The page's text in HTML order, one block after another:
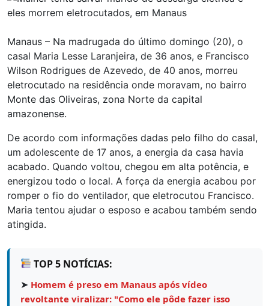
Manaus – Na madrugada do último domingo (20), o
casal Maria Lesse Laranjeira, de 36 anos, e Francisco
Wilson Rodrigues de Azevedo, de 40 anos, morreu
eletrocutado na residência onde moravam, no bairro
Monte das Oliveiras, zona Norte da capital
amazonense.
De acordo com informações dadas pelo filho do casal,
um adolescente de 17 anos, a energia da casa havia
acabado. Quando voltou, chegou em alta potência, e
energizou todo o local. A força da energia acabou por
romper o fio do ventilador, que eletrocutou Francisco.
Maria tentou ajudar o esposo e acabou também sendo
atingida.
TOP 5 NOTÍCIAS:
➤ Homem é preso em Manaus após vídeo
revoltante viralizar: "Como ele pôde fazer isso